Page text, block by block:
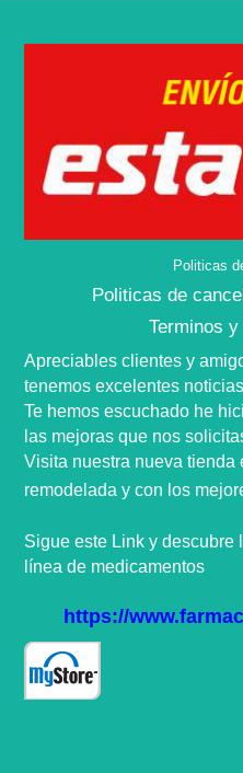
Politicas
Politicas de
Terminos
Apreciables clientes y
tenemos excelentes
Te hemos escuchado he
las mejoras que nos
Visita nuestra nueva tienda
remodelada y con los
Sigue este Link y descubre
línea de medicamentos
https://